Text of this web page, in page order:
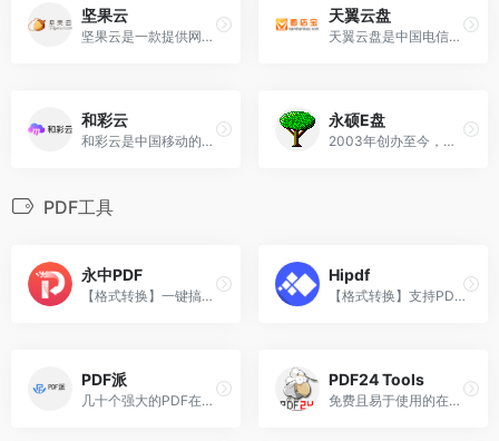
坚果云
坚果云是一款提供网盘|云盘|云服务的团队协助软件,可随时随地实现共享文件夹。坚果云网盘支持移动办公,协同办公,文件同步,数据备份,智能管理,在线编辑等功能。
天翼云盘
天翼云盘是中国电信推出的云存储服务，为用户提供跨平台的文件存储、备份、同步及分享服务，是国内领先的免费网盘，安全、可靠、稳定、快速。天翼云盘为用户守护数据资产。
和彩云
和彩云是中国移动的统一云产品入口，融合个人云与家庭云，面向用户提供安全、智能、便捷、不限速的云存储服务。移动用户20G，非移动用户10G。
永硕E盘
2003年创办至今，超级稳定，已经完美到除了界面无懈可击了。支持游客上传，异地协作等功能。
PDF工具
永中PDF
【格式转换】一键搞定PDF转换、合并、水印
Hipdf
【格式转换】支持PDF互转Word，PPT，Excel，图片；PDF压缩，加密，解锁等P操作。
PDF派
几十个强大的PDF在线工具，无限次使用，永久免费，没有注册入口，人人都是VIP
PDF24 Tools
免费且易于使用的在线PDF工具